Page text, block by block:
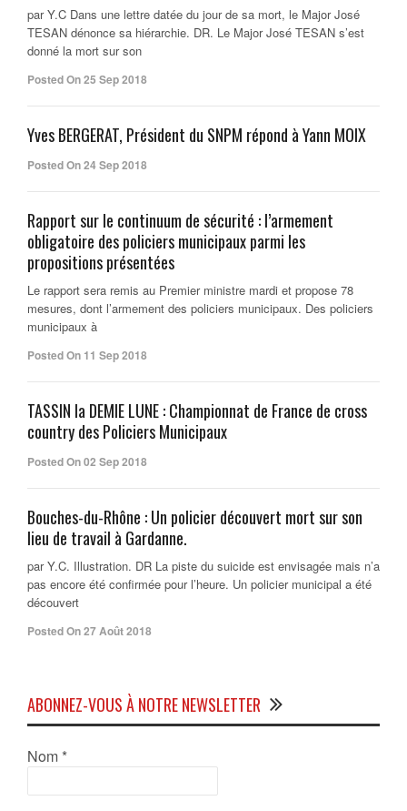
par Y.C Dans une lettre datée du jour de sa mort, le Major José
TESAN dénonce sa hiérarchie. DR. Le Major José TESAN s’est
donné la mort sur son
Posted On 25 Sep 2018
Yves BERGERAT, Président du SNPM répond à Yann MOIX
Posted On 24 Sep 2018
Rapport sur le continuum de sécurité : l’armement
obligatoire des policiers municipaux parmi les
propositions présentées
Le rapport sera remis au Premier ministre mardi et propose 78
mesures, dont l’armement des policiers municipaux. Des policiers
municipaux à
Posted On 11 Sep 2018
TASSIN la DEMIE LUNE : Championnat de France de cross
country des Policiers Municipaux
Posted On 02 Sep 2018
Bouches-du-Rhône : Un policier découvert mort sur son
lieu de travail à Gardanne.
par Y.C. Illustration. DR La piste du suicide est envisagée mais n’a
pas encore été confirmée pour l’heure. Un policier municipal a été
découvert
Posted On 27 Août 2018
ABONNEZ-VOUS À NOTRE NEWSLETTER
Nom *